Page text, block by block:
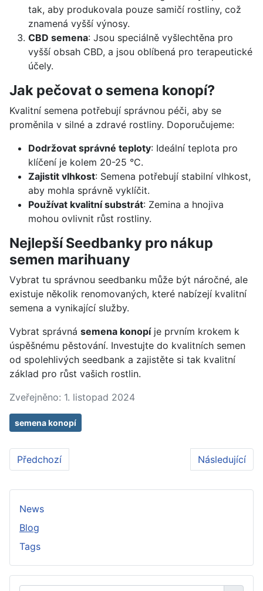
tak, aby produkovala pouze samičí rostliny, což
znamená vyšší výnosy.
CBD semena: Jsou speciálně vyšlechtěna pro
vyšší obsah CBD, a jsou oblíbená pro terapeutické
účely.
Jak pečovat o semena konopí?
Kvalitní semena potřebují správnou péči, aby se
proměnila v silné a zdravé rostliny. Doporučujeme:
Dodržovat správné teploty: Ideální teplota pro
klíčení je kolem 20-25 °C.
Zajistit vlhkost: Semena potřebují stabilní vlhkost,
aby mohla správně vyklíčit.
Používat kvalitní substrát: Zemina a hnojiva
mohou ovlivnit růst rostliny.
Nejlepší Seedbanky pro nákup
semen marihuany
Vybrat tu správnou seedbanku může být náročné, ale
existuje několik renomovaných, které nabízejí kvalitní
semena a vynikající služby.
Vybrat správná semena konopíje prvním krokem k
úspěšnému pěstování. Investujte do kvalitních semen
od spolehlivých seedbank a zajistěte si tak kvalitní
základ pro růst vašich rostlin.
Zveřejněno: 1. listopad 2024
semena konopí
Předchozí článek: Nábytek, Domácí mazlíčci,
Předchozí Další článek:
Následující
News
Blog
Tags